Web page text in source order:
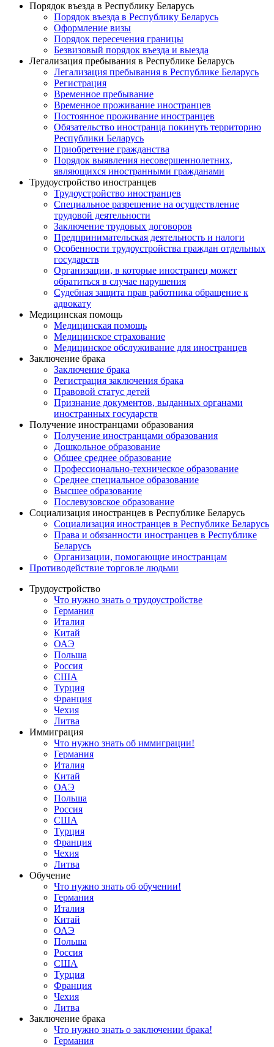
Порядок въезда в Республику Беларусь
Порядок въезда в Республику Беларусь
Оформление визы
Порядок пересечения границы
Безвизовый порядок въезда и выезда
Легализация пребывания в Республике Беларусь
Легализация пребывания в Республике Беларусь
Регистрация
Временное пребывание
Временное проживание иностранцев
Постоянное проживание иностранцев
Обязательство иностранца покинуть территорию
Республики Беларусь
Приобретение гражданства
Порядок выявления несовершеннолетних,
являющихся иностранными гражданами
Трудоустройство иностранцев
Трудоустройство иностранцев
Специальное разрешение на осуществление
трудовой деятельности
Заключение трудовых договоров
Предпринимательская деятельность и налоги
Особенности трудоустройства граждан отдельных
государств
Организации, в которые иностранец может
обратиться в случае нарушения
Судебная защита прав работника обращение к
адвокату
Медицинская помощь
Медицинская помощь
Медицинское страхование
Медицинское обслуживание для иностранцев
Заключение брака
Заключение брака
Регистрация заключения брака
Правовой статус детей
Признание документов, выданных органами
иностранных государств
Получение иностранцами образования
Получение иностранцами образования
Дошкольное образование
Общее среднее образование
Профессионально-техническое образование
Среднее специальное образование
Высшее образование
Послевузовское образование
Социализация иностранцев в Республике Беларусь
Социализация иностранцев в Республике Беларусь
Права и обязанности иностранцев в Республике
Беларусь
Oрганизации, помогающие иностранцам
Противодействие торговле людьми
Трудоустройство
Что нужно знать о трудоустройстве
Германия
Италия
Китай
ОАЭ
Польша
Россия
США
Турция
Франция
Чехия
Литва
Иммиграция
Что нужно знать об иммиграции!
Германия
Италия
Китай
ОАЭ
Польша
Россия
США
Турция
Франция
Чехия
Литва
Обучение
Что нужно знать об обучении!
Германия
Италия
Китай
ОАЭ
Польша
Россия
США
Турция
Франция
Чехия
Литва
Заключение брака
Что нужно знать о заключении брака!
Германия